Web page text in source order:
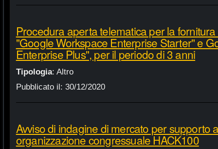
Procedura aperta telematica per la
"Google Workspace Enterprise Starter" e
Enterprise Plus", per il periodo di 3 anni
Tipologia: Altro
Pubblicato il: 30/12/2020
Avviso di indagine di mercato per supporto
organizzazione congressuale HACK100